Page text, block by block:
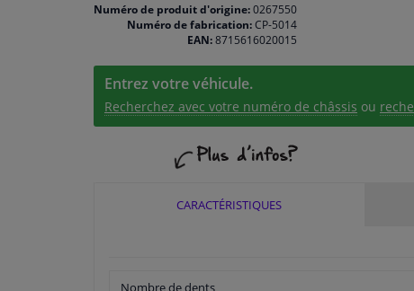
Numéro de produit d'origine:0267550
Numéro de fabrication:CP-5014
EAN:8715616020015
Entrez votre véhicule.
Recherchez avec votre numéro de châssis ou
CARACTÉRISTIQUES
Nombre de dents